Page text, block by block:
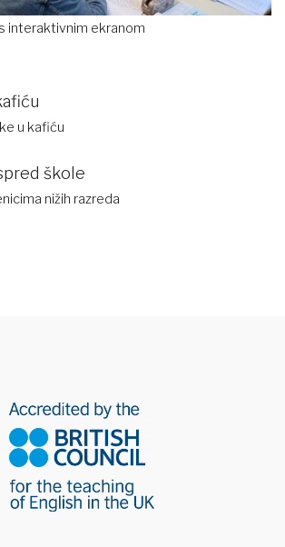
interaktivnim ekranom
u kafiću
nižih razreda